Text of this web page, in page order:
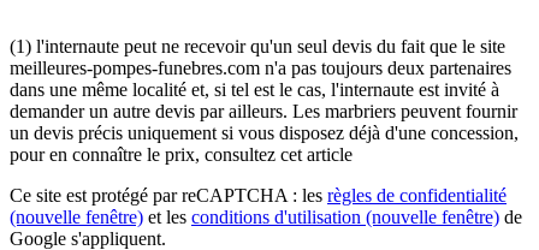
(1) l'internaute peut ne recevoir qu'un seul devis du fait que le site
meilleures-pompes-funebres.com n'a pas toujours deux partenaires
dans une même localité et, si tel est le cas, l'internaute est invité à
demander un autre devis par ailleurs. Les marbriers peuvent fournir
un devis précis uniquement si vous disposez déjà d'une concession,
pour en connaître le prix, consultez cet article
Ce site est protégé par reCAPTCHA : les règles de confidentialité
(nouvelle fenêtre) et les conditions d'utilisation (nouvelle fenêtre) de
Google s'appliquent.